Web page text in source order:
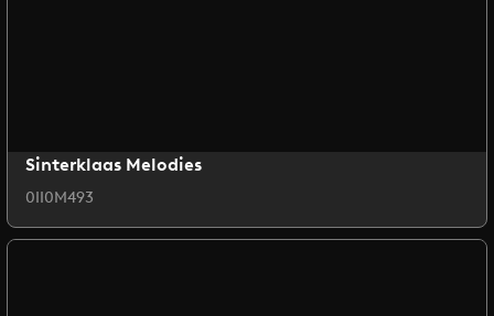
Sinterklaas Melodies
0II0M493